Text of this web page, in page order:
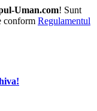
Uman.com! Sunt
conform Regulamentul